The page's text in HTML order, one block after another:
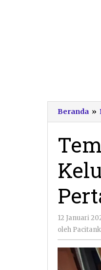
Beranda »
12 Januari
oleh